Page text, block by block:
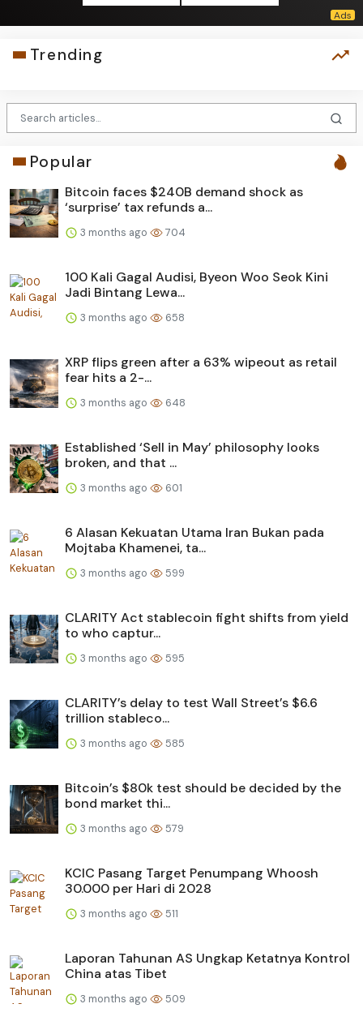
Trending
Popular
Bitcoin faces $240B demand shock as
‘surprise’ tax refunds a...
3 months ago 704
100 Kali Gagal Audisi, Byeon Woo Seok Kini
Jadi Bintang Lewa...
3 months ago 658
XRP flips green after a 63% wipeout as retail
fear hits a 2-...
3 months ago 648
Established ‘Sell in May’ philosophy looks
broken, and that ...
3 months ago 601
6 Alasan Kekuatan Utama Iran Bukan pada
Mojtaba Khamenei, ta...
3 months ago 599
CLARITY Act stablecoin fight shifts from yield
to who captur...
3 months ago 595
CLARITY’s delay to test Wall Street’s $6.6
trillion stableco...
3 months ago 585
Bitcoin’s $80k test should be decided by the
bond market thi...
3 months ago 579
KCIC Pasang Target Penumpang Whoosh
30.000 per Hari di 2028
3 months ago 511
Laporan Tahunan AS Ungkap Ketatnya Kontrol
China atas Tibet
3 months ago 509